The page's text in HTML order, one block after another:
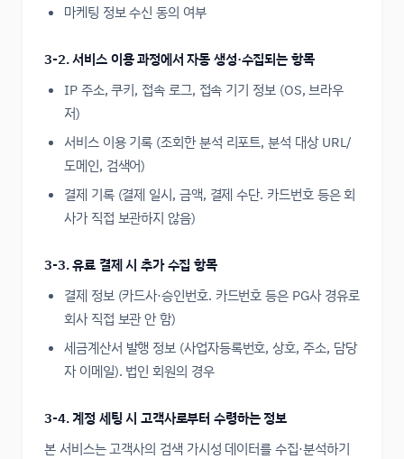
마케팅 정보 수신 동의 여부
3-2. 서비스 이용 과정에서 자동 생성·수집되는 항목
IP 주소, 쿠키, 접속 로그, 접속 기기 정보 (OS, 브라우
저)
서비스 이용 기록 (조회한 분석 리포트, 분석 대상 URL/
도메인, 검색어)
결제 기록 (결제 일시, 금액, 결제 수단. 카드번호 등은 회
사가 직접 보관하지 않음)
3-3. 유료 결제 시 추가 수집 항목
결제 정보 (카드사·승인번호. 카드번호 등은 PG사 경유로
회사 직접 보관 안 함)
세금계산서 발행 정보 (사업자등록번호, 상호, 주소, 담당
자 이메일). 법인 회원의 경우
3-4. 계정 세팅 시 고객사로부터 수령하는 정보
본 서비스는 고객사의 검색 가시성 데이터를 수집·분석하기